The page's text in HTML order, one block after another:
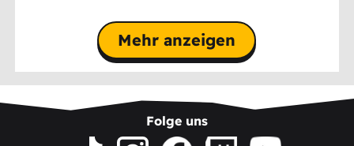
Mehr anzeigen
Folge uns